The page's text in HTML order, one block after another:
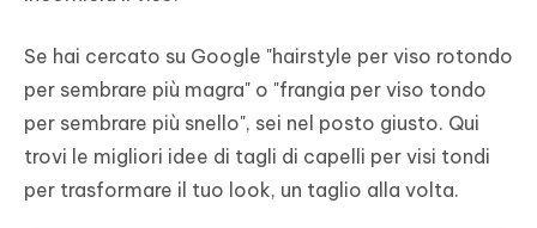
Se hai cercato su Google "hairstyle per viso rotondo
per sembrare più magra" o "frangia per viso tondo
per sembrare più snello", sei nel posto giusto. Qui
trovi le migliori idee di tagli di capelli per visi tondi
per trasformare il tuo look, un taglio alla volta.